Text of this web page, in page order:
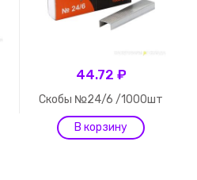
44.72 ₽
Скобы №24/6 /1000шт